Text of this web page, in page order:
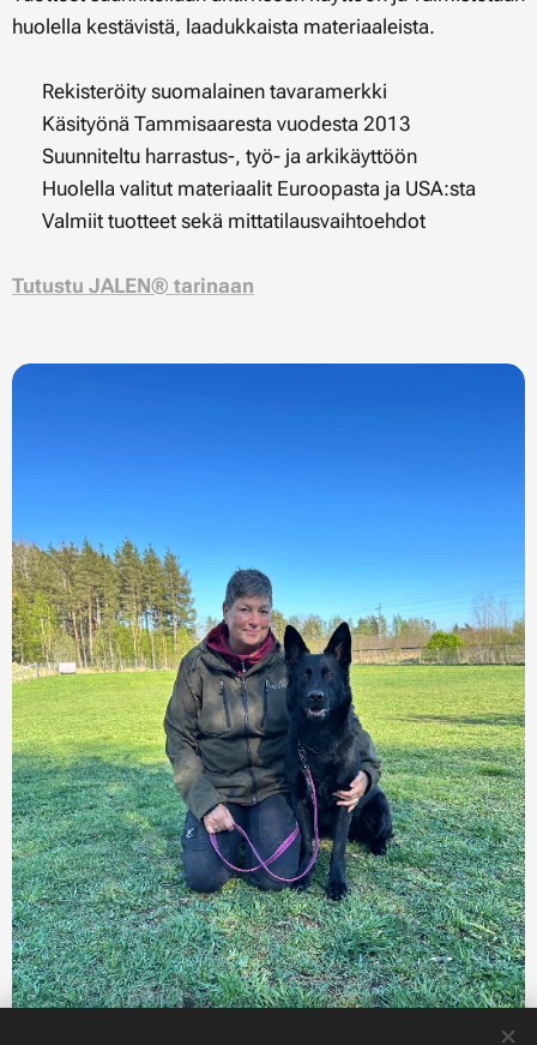
huolella kestävistä, laadukkaista materiaaleista.
✔ Rekisteröity suomalainen tavaramerkki
✔ Käsityönä Tammisaaresta vuodesta 2013
✔ Suunniteltu harrastus-, työ- ja arkikäyttöön
✔ Huolella valitut materiaalit Euroopasta ja USA:sta
✔ Valmiit tuotteet sekä mittatilausvaihtoehdot
Tutustu JALEN® tarinaan